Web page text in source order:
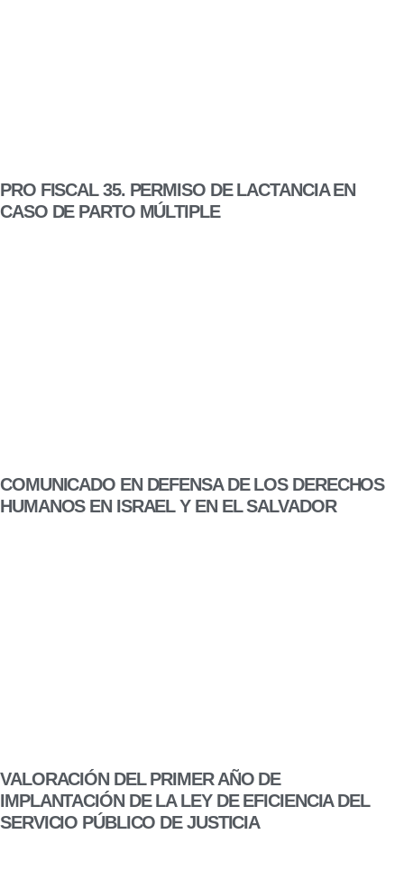
PRO FISCAL 35. PERMISO DE LACTANCIA EN
CASO DE PARTO MÚLTIPLE
COMUNICADO EN DEFENSA DE LOS DERECHOS
HUMANOS EN ISRAEL Y EN EL SALVADOR
VALORACIÓN DEL PRIMER AÑO DE
IMPLANTACIÓN DE LA LEY DE EFICIENCIA DEL
SERVICIO PÚBLICO DE JUSTICIA